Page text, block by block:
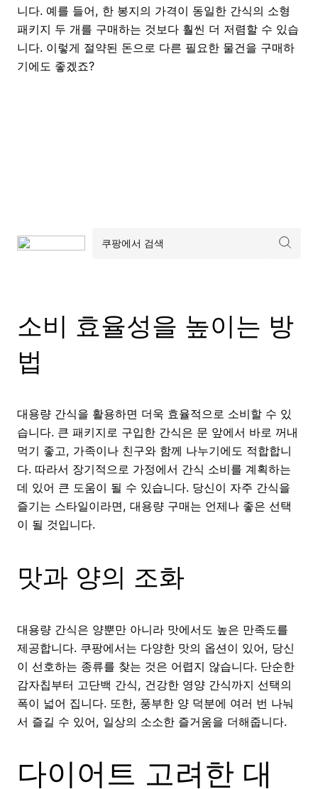
니다. 예를 들어, 한 봉지의 가격이 동일한 간식의 소형
패키지 두 개를 구매하는 것보다 훨씬 더 저렴할 수 있습
니다. 이렇게 절약된 돈으로 다른 필요한 물건을 구매하
기에도 좋겠죠?
소비 효율성을 높이는 방
법
대용량 간식을 활용하면 더욱 효율적으로 소비할 수 있
습니다. 큰 패키지로 구입한 간식은 문 앞에서 바로 꺼내
먹기 좋고, 가족이나 친구와 함께 나누기에도 적합합니
다. 따라서 장기적으로 가정에서 간식 소비를 계획하는
데 있어 큰 도움이 될 수 있습니다. 당신이 자주 간식을
즐기는 스타일이라면, 대용량 구매는 언제나 좋은 선택
이 될 것입니다.
맛과 양의 조화
대용량 간식은 양뿐만 아니라 맛에서도 높은 만족도를
제공합니다. 쿠팡에서는 다양한 맛의 옵션이 있어, 당신
이 선호하는 종류를 찾는 것은 어렵지 않습니다. 단순한
감자칩부터 고단백 간식, 건강한 영양 간식까지 선택의
폭이 넓어 집니다. 또한, 풍부한 양 덕분에 여러 번 나눠
서 즐길 수 있어, 일상의 소소한 즐거움을 더해줍니다.
다이어트 고려한 대